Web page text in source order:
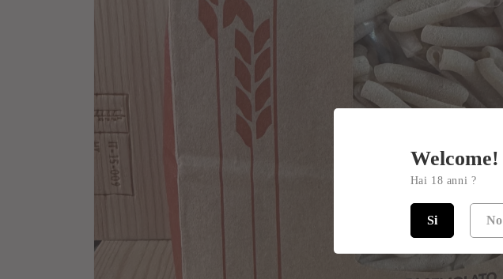
Welcome!
Hai 18 anni ?
Si No